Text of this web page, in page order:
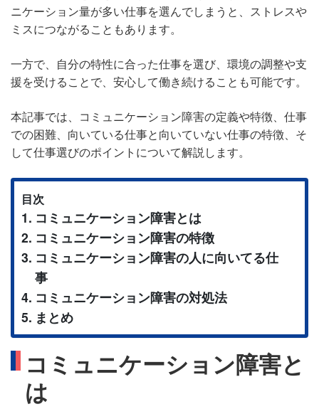
ニケーション量が多い仕事を選んでしまうと、ストレスや
ミスにつながることもあります。
一方で、自分の特性に合った仕事を選び、環境の調整や支
援を受けることで、安心して働き続けることも可能です。
本記事では、コミュニケーション障害の定義や特徴、仕事
での困難、向いている仕事と向いていない仕事の特徴、そ
して仕事選びのポイントについて解説します。
目次
コミュニケーション障害とは
コミュニケーション障害の特徴
コミュニケーション障害の人に向いてる仕
事
コミュニケーション障害の対処法
まとめ
コミュニケーション障害と
は